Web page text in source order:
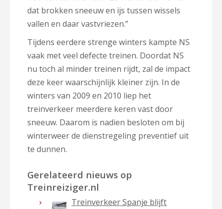
dat brokken sneeuw en ijs tussen wissels
vallen en daar vastvriezen.”
Tijdens eerdere strenge winters kampte NS
vaak met veel defecte treinen. Doordat NS
nu toch al minder treinen rijdt, zal de impact
deze keer waarschijnlijk kleiner zijn. In de
winters van 2009 en 2010 liep het
treinverkeer meerdere keren vast door
sneeuw. Daarom is nadien besloten om bij
winterweer de dienstregeling preventief uit
te dunnen.
Gerelateerd nieuws op
Treinreiziger.nl
Treinverkeer Spanje blijft